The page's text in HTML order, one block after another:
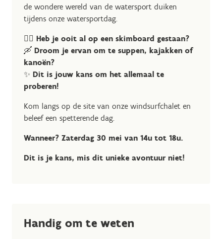
de wondere wereld van de watersport duiken
tijdens onze watersportdag.
🏄‍♂️ Heb je ooit al op een skimboard gestaan?
🛶 Droom je ervan om te suppen, kajakken of
kanoën?
✨ Dit is jouw kans om het allemaal te
proberen!
Kom langs op de site van onze windsurfchalet en
beleef een spetterende dag.
Wanneer? Zaterdag 30 mei van 14u tot 18u.
Dit is je kans, mis dit unieke avontuur niet!
Handig om te weten